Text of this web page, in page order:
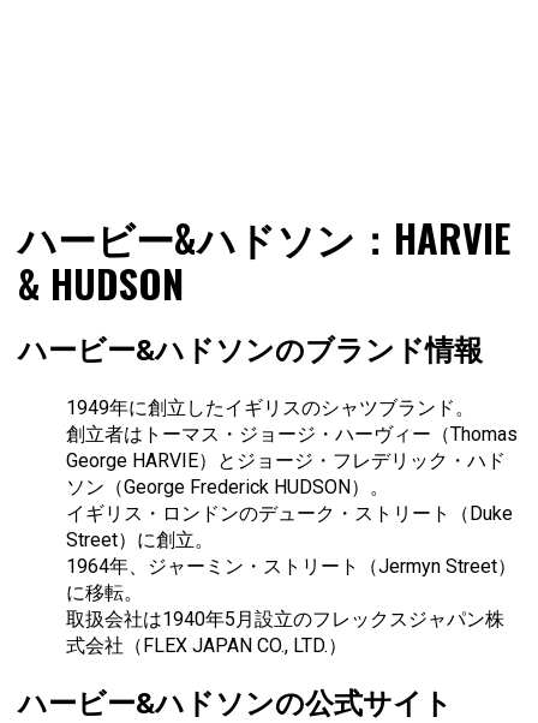
ファショコン通信
ッションとモードを分析するファッション情報サイトです
ハービー&ハドソン：HARVIE
& HUDSON
ハービー&ハドソンのブランド情報
1949年に創立したイギリスのシャツブランド。
創立者はトーマス・ジョージ・ハーヴィー（Thomas
George HARVIE）とジョージ・フレデリック・ハド
ソン（George Frederick HUDSON）。
イギリス・ロンドンのデューク・ストリート（Duke
Street）に創立。
1964年、ジャーミン・ストリート（Jermyn Street）
に移転。
取扱会社は1940年5月設立のフレックスジャパン株
式会社（FLEX JAPAN CO., LTD.）
ハービー&ハドソンの公式サイト